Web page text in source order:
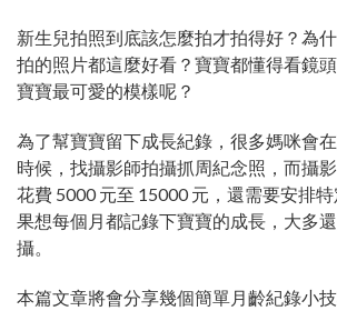
新生兒拍照到底該怎麼拍才拍得好？為
拍的照片都這麼好看？寶寶都懂得看鏡
寶寶最可愛的模樣呢？
為了幫寶寶留下成長紀錄，很多媽咪會
時候，找攝影師拍攝抓周紀念照，而攝
花費 5000 元至 15000 元，還需要安排
果想每個月都記錄下寶寶的成長，大多
攝。
本篇文章將會分享幾個簡單月齡紀錄小